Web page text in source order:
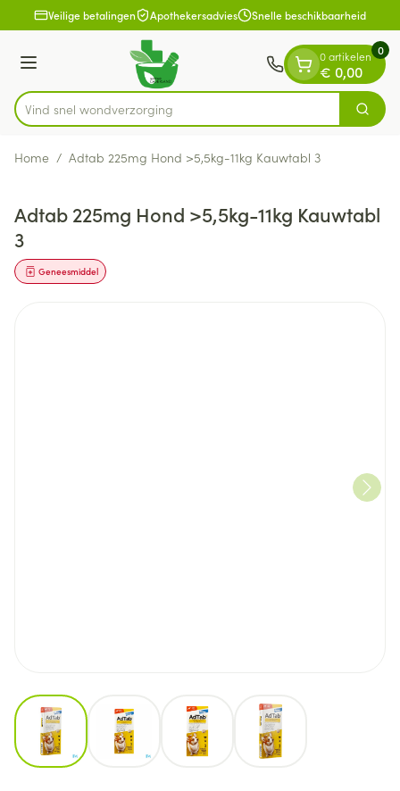
Ga naar de inhoud
1 van 1Veilige betalingen Apothekersadvies Snelle beschikbaarheid
Menu
Product, merk, categorie...
Vind snel wondve Zoek
0 artikelen
€ 0,00
0
Home / Adtab 225mg Hond >5,5kg-11kg Kauwtabl 3
Adtab 225mg Hond >5,5kg-11kg Kauwtabl
3
Geneesmiddel
View larger imageView larger imageView larger imageView larger image